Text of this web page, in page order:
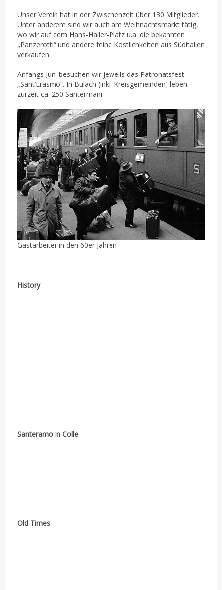
Unser Verein hat in der Zwischenzeit über 130 Mitglieder.
Unter anderem sind wir auch am Weihnachtsmarkt tätig,
wo wir auf dem Hans-Haller-Platz u.a. die bekannten
„Panzerotti“ und andere feine Köstlichkeiten aus Süditalien
verkaufen.
Anfangs Juni besuchen wir jeweils das Patronatsfest
„Sant‘Erasmo“. In Bülach (inkl. Kreisgemeinden) leben
zurzeit ca. 250 Santermani.
Gastarbeiter in den 60er Jahren
History
Santeramo in Colle
Old Times